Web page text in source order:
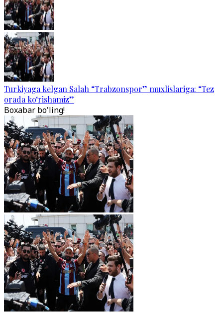
Turkiyaga kelgan Salah “Trabzonspor” muxlislariga: “Tez
orada ko‘rishamiz”
Boxabar bo'ling!